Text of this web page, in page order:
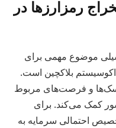
رمزارزها در
موضوع مهمی برای
اکوسیستم بلاکچین است.
و فرصت‌های مربوط
کمک می‌کند. برای
احتمالی سرمایه به